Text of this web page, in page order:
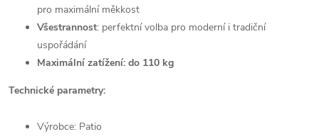
pro maximální měkkost
Všestrannost: perfektní volba pro moderní i tradiční
uspořádání
Maximální zatížení: do 110 kg
Technické parametry:
Výrobce: Patio